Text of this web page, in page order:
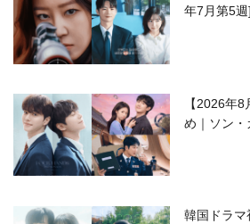
年7月第5週
【2026年
め｜ソン・
韓国ドラ